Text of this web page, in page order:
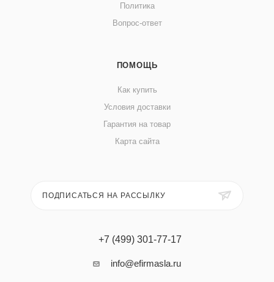
Политика
Вопрос-ответ
ПОМОЩЬ
Как купить
Условия доставки
Гарантия на товар
Карта сайта
ПОДПИСАТЬСЯ НА РАССЫЛКУ
+7 (499) 301-77-17
info@efirmasla.ru